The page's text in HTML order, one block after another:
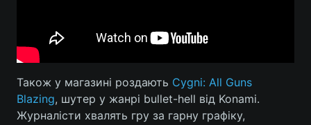
Також у магазині роздають Cygni: All Guns
Blazing, шутер у жанрі bullet-hell від Konami.
Журналісти хвалять гру за гарну графіку,